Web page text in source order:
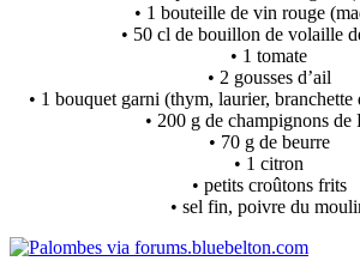
• 1 bouteille de vin rouge
• 50 cl de bouillon de volaille
• 1 tomate
• 2 gousses d’ail
• 1 bouquet garni (thym, laurier,
• 200 g de champignons de
• 70 g de beurre
• 1 citron
• petits croûtons frits
• sel fin, poivre du